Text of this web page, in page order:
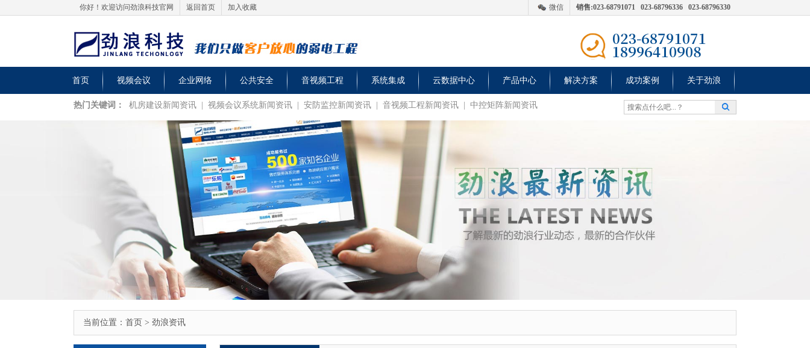
你好！欢迎访问劲浪科技官网 返回首页 加入收藏 微信 销售:023-68791071 023-68796336 023-68796330
首页 视频会议 企业网络 公共安全 音视频工程 系统集成 云数据中心 产品中心 解决方案 成功案例 关于劲浪
热门关键词： 机房建设新闻资讯 视频会议系统新闻资讯 安防监控新闻资讯 音视频工程新闻资讯 中控矩阵新闻资讯
当前位置： 首页 > 劲浪资讯